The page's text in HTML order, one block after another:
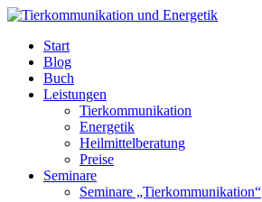
Start
Blog
Buch
Leistungen
Tierkommunikation
Energetik
Heilmittelberatung
Preise
Seminare
Seminare „Tierkommunikation“